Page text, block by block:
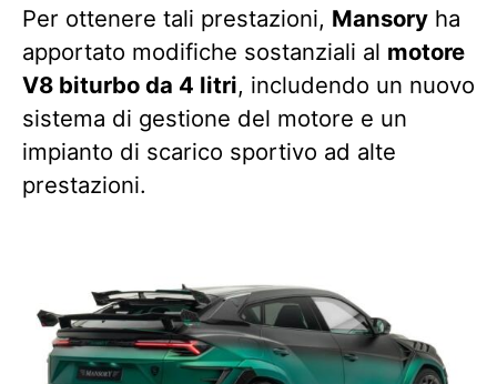
Per ottenere tali prestazioni, Mansory ha
apportato modifiche sostanziali al motore
V8 biturbo da 4 litri, includendo un nuovo
sistema di gestione del motore e un
impianto di scarico sportivo ad alte
prestazioni.